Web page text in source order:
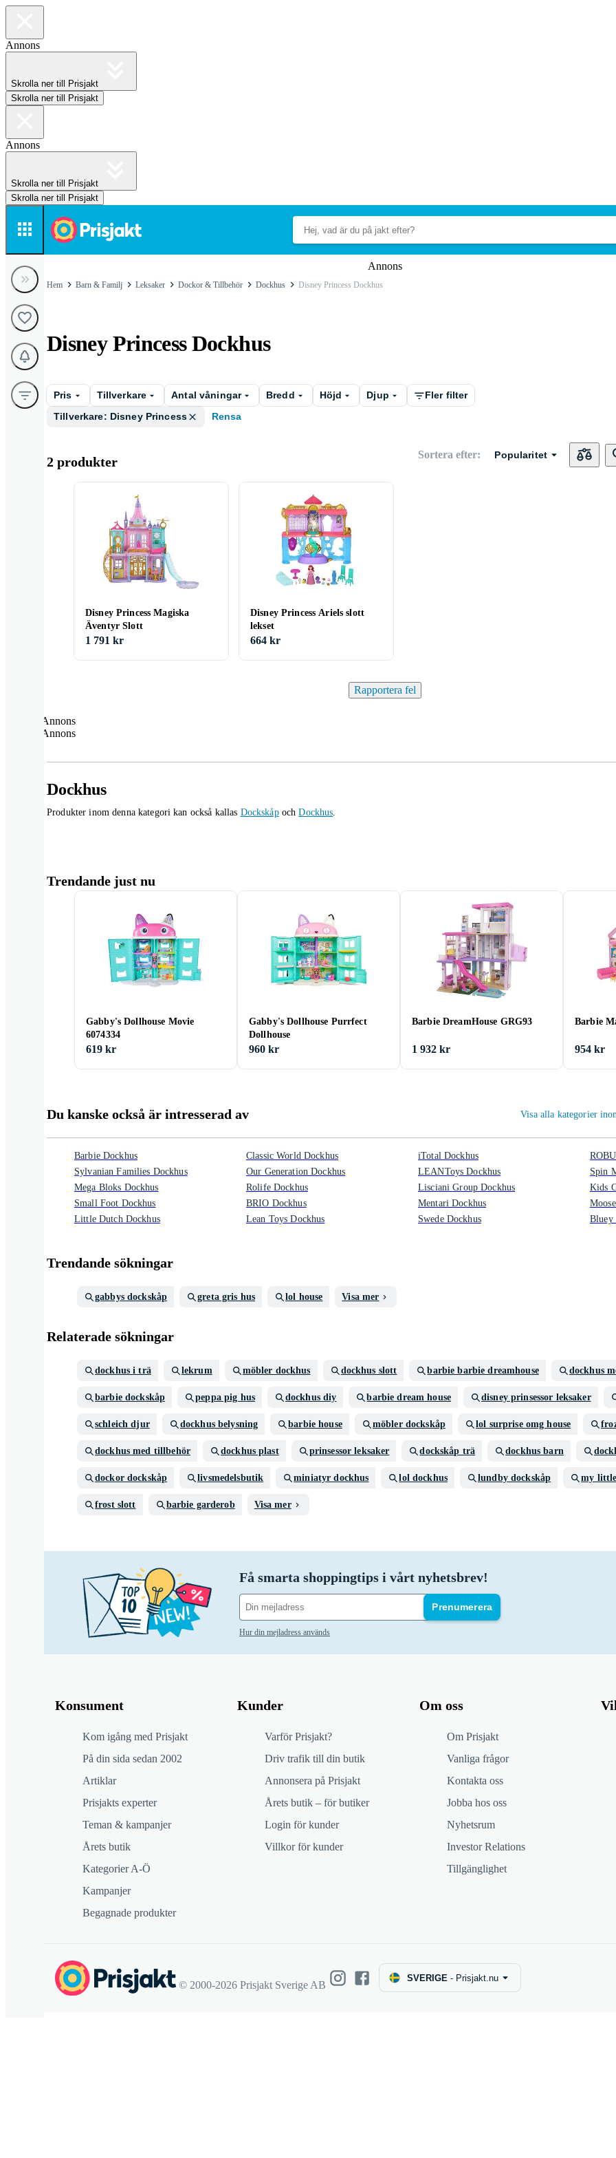
Annons
Skrolla ner till Prisjakt
Skrolla ner till Prisjakt
Annons
Skrolla ner till Prisjakt
Skrolla ner till Prisjakt
Annons
Hem Barn & Familj Leksaker Dockor & Tillbehör Dockhus Disney Princess Dockhus
Disney Princess Dockhus
Pris Tillverkare Antal våningar Bredd Höjd Djup
Fler filter
Tillverkare: Disney Princess
Rensa
2 produkter Sortera efter: Popularitet
Disney Princess Magiska
Äventyr Slott
1 791 kr
Disney Princess Ariels slott
lekset
664 kr
Rapportera fel
Annons
Annons
Dockhus
Produkter inom denna kategori kan också kallas DockskåpochDockhus.
Trendande just nu
Gabby's Dollhouse Movie
6074334
619 kr
Gabby's Dollhouse Purrfect
Dollhouse
960 kr
Barbie DreamHouse GRG93
1 932 kr
Barbie
954 kr
Du kanske också är intresserad av Visa alla kategorier
Barbie Dockhus
Sylvanian Families Dockhus
Mega Bloks Dockhus
Small Foot Dockhus
Little Dutch Dockhus
Classic World Dockhus
Our Generation Dockhus
Rolife Dockhus
BRIO Dockhus
Lean Toys Dockhus
iTotal Dockhus
LEANToys Dockhus
Lisciani Group Dockhus
Mentari Dockhus
Swede Dockhus
Spin
Kids
Bluey
Trendande sökningar
gabbys dockskåp greta gris hus lol house Visa mer
Relaterade sökningar
dockhus i trä lekrum möbler dockhus dockhus slott barbie barbie dreamhouse dockhus
barbie dockskåp peppa pig hus dockhus diy barbie dream house disney prinsessor leksaker
schleich djur dockhus belysning barbie house möbler dockskåp lol surprise omg house
dockhus med tillbehör dockhus plast prinsessor leksaker dockskåp trä dockhus barn
dockor dockskåp livsmedelsbutik miniatyr dockhus lol dockhus lundby dockskåp my
frost slott barbie garderob Visa mer
Få smarta shoppingtips i vårt nyhetsbrev!
Prenumerera
Hur din mejladress används
Konsument
Kom igång med Prisjakt
På din sida sedan 2002
Artiklar
Prisjakts experter
Teman & kampanjer
Årets butik
Kategorier A-Ö
Kampanjer
Begagnade produkter
Kunder
Varför Prisjakt?
Driv trafik till din butik
Annonsera på Prisjakt
Årets butik – för butiker
Login för kunder
Villkor för kunder
Om oss
Om Prisjakt
Vanliga frågor
Kontakta oss
Jobba hos oss
Nyhetsrum
Investor Relations
Tillgänglighet
© 2000-2026 Prisjakt Sverige AB
SVERIGE - Prisjakt.nu